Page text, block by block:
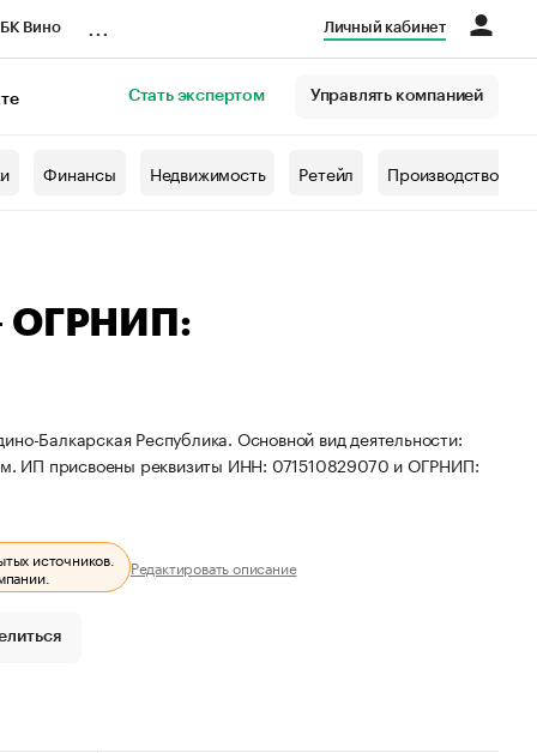
Вино Личный кабинет
Стать экспертом Управлять компанией
Финансы Недвижимость Ретейл Производство
ОГРНИП:
Балкарская Республика. Основной вид деятельности:
ИП присвоены реквизиты ИНН: 071510829070 и ОГРНИП:
источников.
Редактировать описание